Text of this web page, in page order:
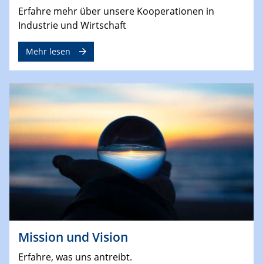
Erfahre mehr über unsere Kooperationen in
Industrie und Wirtschaft
Mehr lesen
Mission und Vision
Erfahre, was uns antreibt.